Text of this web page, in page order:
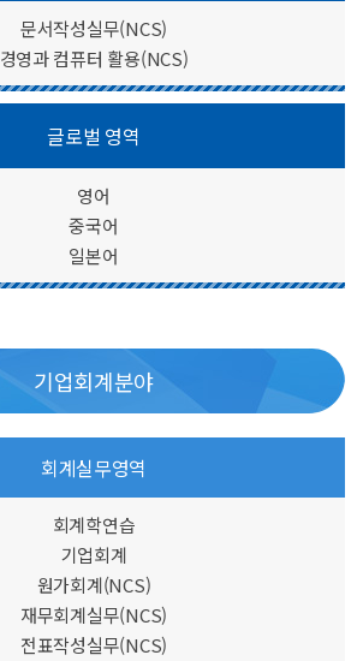
문서작성실무(NCS)
경영과 컴퓨터 활용(NCS)
글로벌 영역
영어
중국어
일본어
기업회계분야
회계실무영역
회계학연습
기업회계
원가회계(NCS)
재무회계실무(NCS)
전표작성실무(NCS)